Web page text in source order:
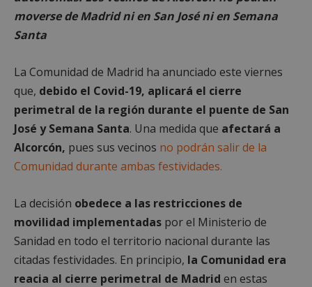
moverse de Madrid ni en San José ni en Semana
Santa
La Comunidad de Madrid ha anunciado este viernes
que, debido el Covid-19, aplicará el cierre
perimetral de la región durante el puente de San
José y Semana Santa. Una medida que afectará a
Alcorcón, pues sus vecinos no podrán salir de la
Comunidad durante ambas festividades.
La decisión obedece a las restricciones de
movilidad implementadas por el Ministerio de
Sanidad en todo el territorio nacional durante las
citadas festividades. En principio, la Comunidad era
reacia al cierre perimetral de Madrid en estas